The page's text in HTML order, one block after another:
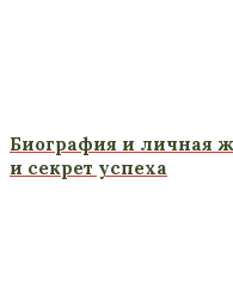
Биография и личная
и секрет успеха